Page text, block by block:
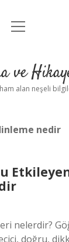
Politikası
Uyarı
menüyü
ve
alan neşeli
nedir
nelerdir?
doğru,